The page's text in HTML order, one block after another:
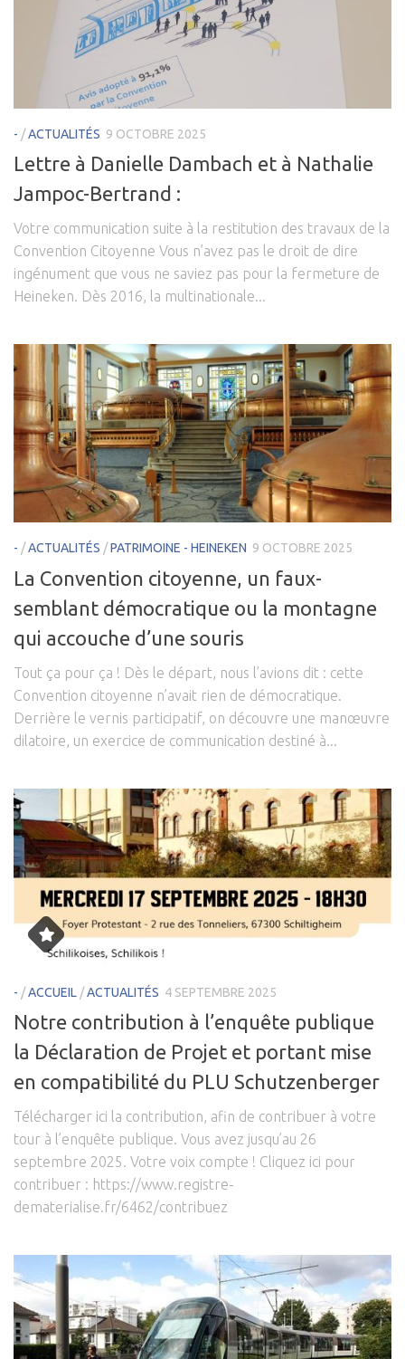
- /ACTUALITÉS 9 OCTOBRE 2025
Lettre à Danielle Dambach et à Nathalie
Jampoc-Bertrand :
Votre communication suite à la restitution des travaux de la
Convention Citoyenne Vous n’avez pas le droit de dire
ingénument que vous ne saviez pas pour la fermeture de
Heineken. Dès 2016, la multinationale...
- /ACTUALITÉS /PATRIMOINE - HEINEKEN 9 OCTOBRE 2025
La Convention citoyenne, un faux-
semblant démocratique ou la montagne
qui accouche d’une souris
Tout ça pour ça ! Dès le départ, nous l’avions dit : cette
Convention citoyenne n’avait rien de démocratique.
Derrière le vernis participatif, on découvre une manœuvre
dilatoire, un exercice de communication destiné à...
- /ACCUEIL /ACTUALITÉS 4 SEPTEMBRE 2025
Notre contribution à l’enquête publique
la Déclaration de Projet et portant mise
en compatibilité du PLU Schutzenberger
Télécharger ici la contribution, afin de contribuer à votre
tour à l’enquête publique. Vous avez jusqu’au 26
septembre 2025. Votre voix compte ! Cliquez ici pour
contribuer : https://www.registre-
dematerialise.fr/6462/contribuez